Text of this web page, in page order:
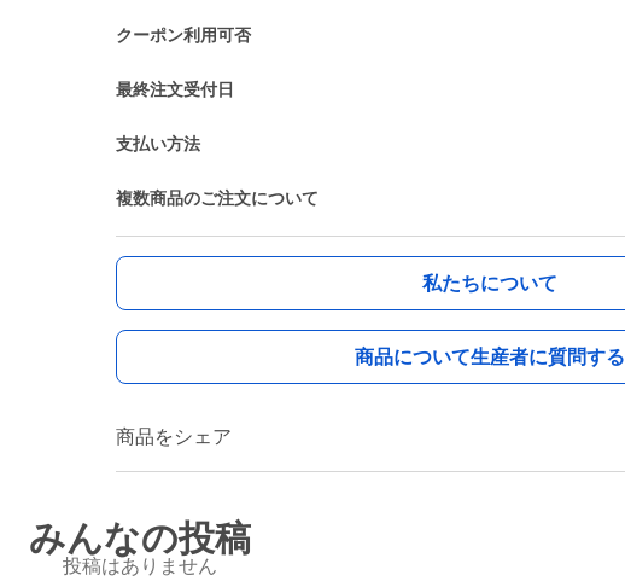
クーポン利用可否
最終注文受付日
支払い方法
複数商品のご注文について
私たちについて
商品について生産者に質問する
商品をシェア
みんなの投稿
投稿はありません